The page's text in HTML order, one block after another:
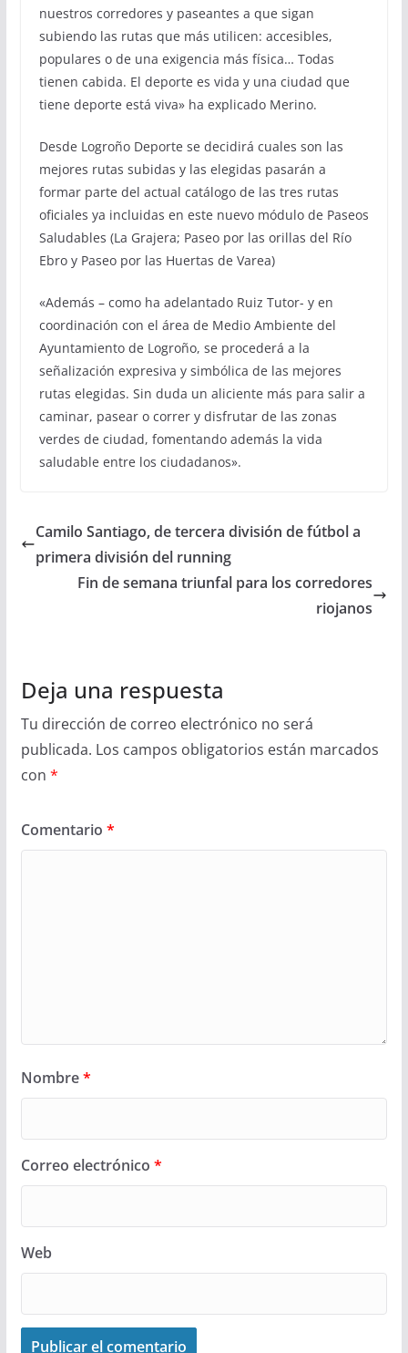
nuestros corredores y paseantes a que sigan
subiendo las rutas que más utilicen: accesibles,
populares o de una exigencia más física… Todas
tienen cabida. El deporte es vida y una ciudad que
tiene deporte está viva» ha explicado Merino.
Desde Logroño Deporte se decidirá cuales son las
mejores rutas subidas y las elegidas pasarán a
formar parte del actual catálogo de las tres rutas
oficiales ya incluidas en este nuevo módulo de Paseos
Saludables (La Grajera; Paseo por las orillas del Río
Ebro y Paseo por las Huertas de Varea)
«Además – como ha adelantado Ruiz Tutor- y en
coordinación con el área de Medio Ambiente del
Ayuntamiento de Logroño, se procederá a la
señalización expresiva y simbólica de las mejores
rutas elegidas. Sin duda un aliciente más para salir a
caminar, pasear o correr y disfrutar de las zonas
verdes de ciudad, fomentando además la vida
saludable entre los ciudadanos».
Camilo Santiago, de tercera división de fútbol a
primera división del running
Fin de semana triunfal para los corredores
riojanos
Deja una respuesta
Tu dirección de correo electrónico no será
publicada. Los campos obligatorios están marcados
con *
Comentario *
Nombre*
Correo electrónico *
Web